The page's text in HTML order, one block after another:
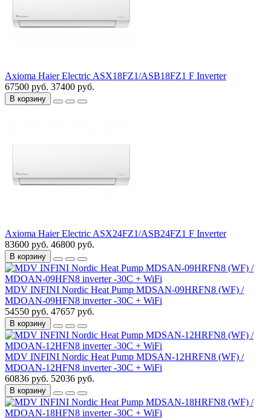
Axioma Haier Electric ASX18FZ1/ASB18FZ1 F Inverter
67500 руб. 37400 руб.
В корзину
Axioma Haier Electric ASX24FZ1/ASB24FZ1 F Inverter
83600 руб. 46800 руб.
В корзину
MDV INFINI Nordic Heat Pump MDSAN-09HRFN8 (WF) /
MDOAN-09HFN8 inverter -30C + WiFi
54550 руб. 47657 руб.
В корзину
MDV INFINI Nordic Heat Pump MDSAN-12HRFN8 (WF) /
MDOAN-12HFN8 inverter -30C + WiFi
60836 руб. 52036 руб.
В корзину